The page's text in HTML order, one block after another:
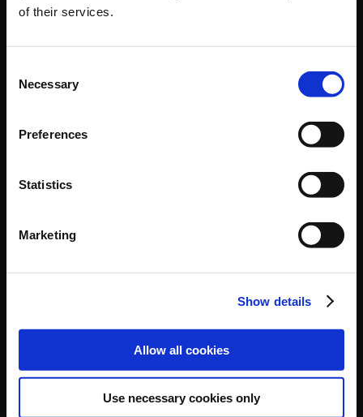
of their services.
Selection
Necessary
Preferences
Statistics
Marketing
Show details
Allow all cookies
Use necessary cookies only
150円
【単曲】ストリー